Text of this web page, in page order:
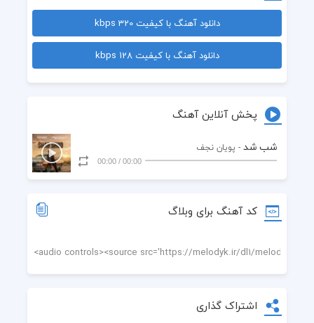
صد سالم بگذره هیشکی مثله تو نمیاد
دانلود آهنگ با کیفیت 320 kbps
دانلود آهنگ با کیفیت 128 kbps
پخش آنلاین آهنگ
شب شد - پویان نجف
00:00
/
00:00
کد آهنگ برای وبلاگ
اشتراک گذاری